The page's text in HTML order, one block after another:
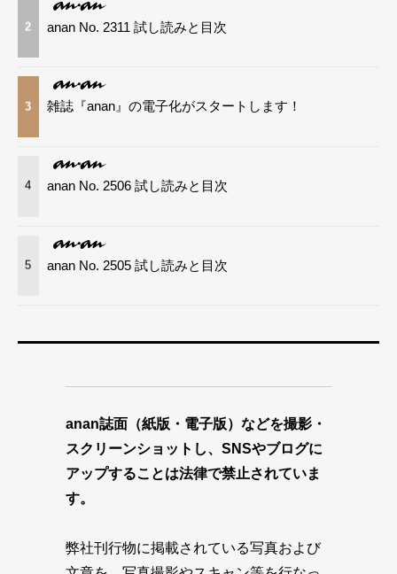
2 anan No. 2311 試し読みと目次
3 雑誌『anan』の電子化がスタートします！
4 anan No. 2506 試し読みと目次
5 anan No. 2505 試し読みと目次
anan誌面（紙版・電子版）などを撮影・
スクリーンショットし、SNSやブログに
アップすることは法律で禁止されていま
す。
弊社刊行物に掲載されている写真および